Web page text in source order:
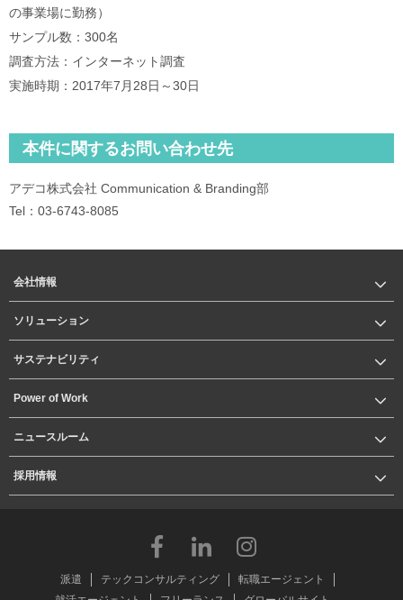
の事業場に勤務）
サンプル数：300名
調査方法：インターネット調査
実施時期：2017年7月28日～30日
本件に関するお問い合わせ先
アデコ株式会社 Communication & Branding部
Tel：03-6743-8085
会社情報
ソリューション
サステナビリティ
Power of Work
ニュースルーム
採用情報
派遣 テックコンサルティング
転職エージェント